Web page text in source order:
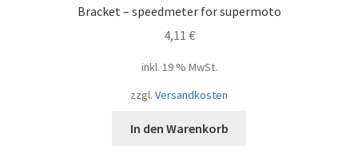
Bracket – speedmeter for supermoto
4,11 €
inkl. 19 % MwSt.
zzgl. Versandkosten
In den Warenkorb